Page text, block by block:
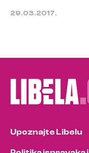
29.03.2017.
Upoznajte Libelu